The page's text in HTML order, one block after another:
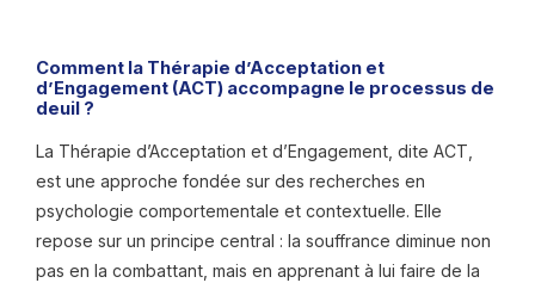
Comment la Thérapie d’Acceptation et
d’Engagement (ACT) accompagne le processus de
deuil ?
La Thérapie d’Acceptation et d’Engagement, dite ACT,
est une approche fondée sur des recherches en
psychologie comportementale et contextuelle. Elle
repose sur un principe central : la souffrance diminue non
pas en la combattant, mais en apprenant à lui faire de la